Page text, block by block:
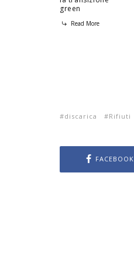
green
Read More
discarica Rifiuti
FACEBOOK